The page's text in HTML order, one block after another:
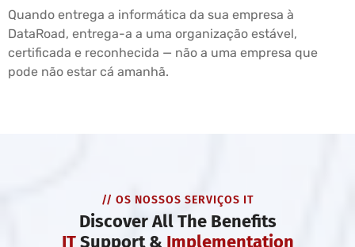
Quando entrega a informática da sua empresa à
DataRoad, entrega-a a uma organização estável,
certificada e reconhecida — não a uma empresa que
pode não estar cá amanhã.
// OS NOSSOS SERVIÇOS IT
Discover All The Benefits
ITSupport & Implementation